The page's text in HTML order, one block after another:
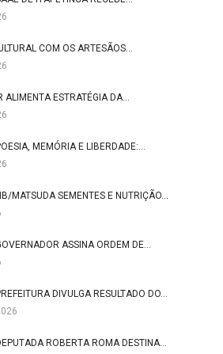
COM OS ARTESÃOS…
ALIMENTA ESTRATÉGIA DA…
MEMÓRIA E LIBERDADE:…
MATSUDA SEMENTES E NUTRIÇÃO…
ASSINA ORDEM DE…
DIVULGA RESULTADO DO…
ROBERTA ROMA DESTINA…